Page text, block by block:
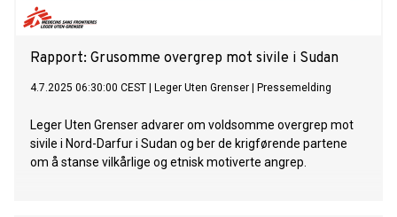
Rapport: Grusomme overgrep mot sivile i Sudan
4.7.2025 06:30:00 CEST Leger Uten Grenser Pressemelding
Leger Uten Grenser advarer om voldsomme overgrep mot
sivile i Nord-Darfur i Sudan og ber de krigførende partene
om å stanse vilkårlige og etnisk motiverte angrep.